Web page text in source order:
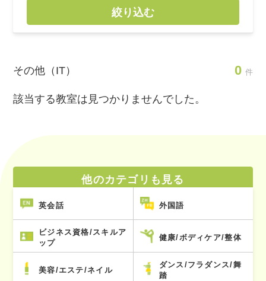
絞り込む
その他（IT） 0 件
該当する教室は見つかりませんでした。
他のカテゴリも見る
英会話 外国語
ビジネス資格/スキルア
ップ
健康/ボディケア/整体
美容/エステ/ネイル
ダンス/フラダンス/舞
踏